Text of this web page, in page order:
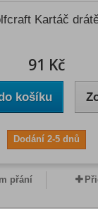
Kartáč
91 Kč
košíku
Dodání 2-5 dnů
přání